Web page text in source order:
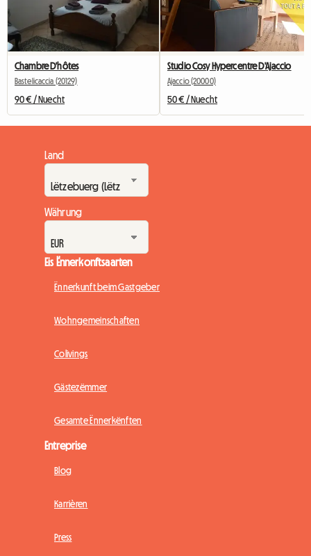
Chambre D'hôtes
Bastelicaccia (20129)
90 € / Nuecht
Studio Cosy Hypercentre D'Ajaccio
Ajaccio (20000)
50 € / Nuecht
Land
Währung
Eis Ënnerkonftsaarten
Ënnerkunft beim Gastgeber
Wohngemeinschaften
Colivings
Gästezëmmer
Gesamte Ënnerkënften
Entreprise
Blog
Karrièren
Press